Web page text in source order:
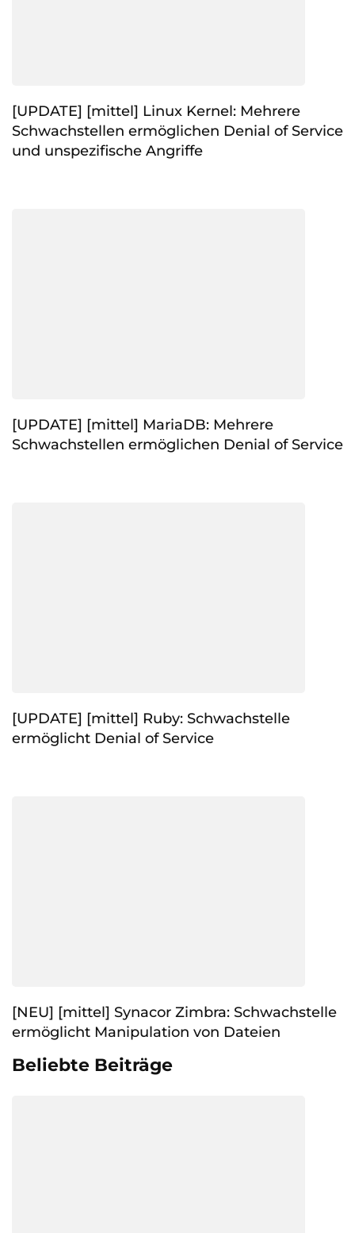
[UPDATE] [mittel] Linux Kernel: Mehrere
Schwachstellen ermöglichen Denial of Service
und unspezifische Angriffe
[UPDATE] [mittel] MariaDB: Mehrere
Schwachstellen ermöglichen Denial of Service
[UPDATE] [mittel] Ruby: Schwachstelle
ermöglicht Denial of Service
[NEU] [mittel] Synacor Zimbra: Schwachstelle
ermöglicht Manipulation von Dateien
Beliebte Beiträge